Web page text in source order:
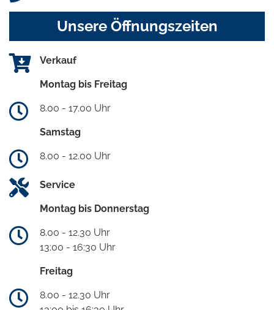
Unsere Öffnungszeiten
Verkauf
Montag bis Freitag
8.00 - 17.00 Uhr
Samstag
8.00 - 12.00 Uhr
Service
Montag bis Donnerstag
8.00 - 12.30 Uhr
13:00 - 16:30 Uhr
Freitag
8.00 - 12.30 Uhr